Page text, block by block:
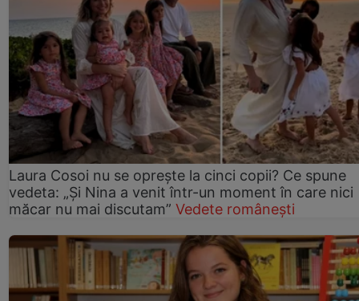
Laura Cosoi nu se oprește la cinci copii? Ce spune
vedeta: „Și Nina a venit într-un moment în care nici
măcar nu mai discutam” Vedete românești